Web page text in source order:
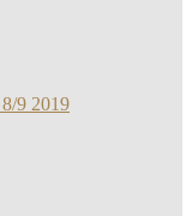
9 2019